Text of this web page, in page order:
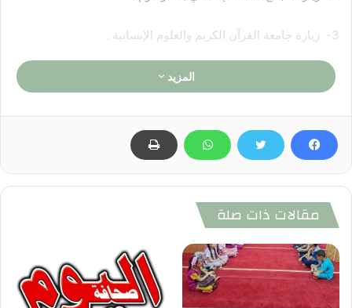
3- زيارة جامعة القرآن الكريم والعلوم الإنسانية .
4- زيارة دار مصحف إفريقيا .
5- زيارة هيئة علماء السودان .
6- زيارة المجلس الأعلى للدعوة والإرشاد بولاية الخرطوم .
للدعوة الإسلامية .
المزيد
مقالات ذات صلة